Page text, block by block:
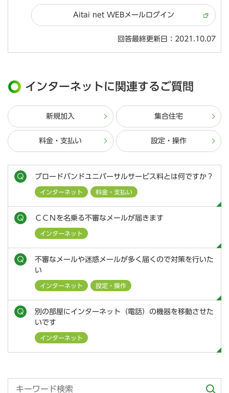
Aitai net WEBメールログイン
回答最終更新日：2021.10.07
インターネットに関連するご質問
新規加入 集合住宅
料金・支払い 設定・操作
ブロードバンドユニバーサルサービス料とは何ですか？
インターネット 料金・支払い
ＣＣＮを名乗る不審なメールが届きます
インターネット
不審なメールや迷惑メールが多く届くので対策を行いた
い
インターネット 設定・操作
別の部屋にインターネット（電話）の機器を移動させた
いです
インターネット